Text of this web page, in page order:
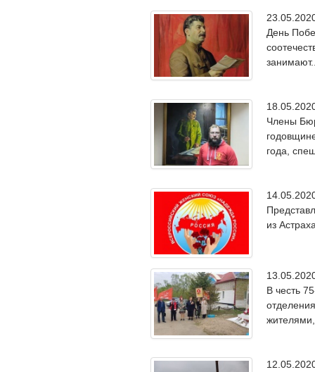
День
Члены
года,
из
В честь